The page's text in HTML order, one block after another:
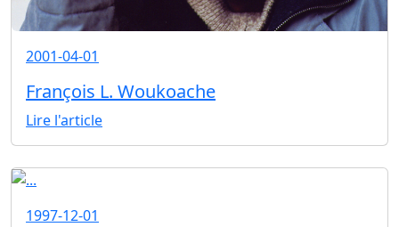
2001-04-01
François L. Woukoache
Lire l'article
1997-12-01